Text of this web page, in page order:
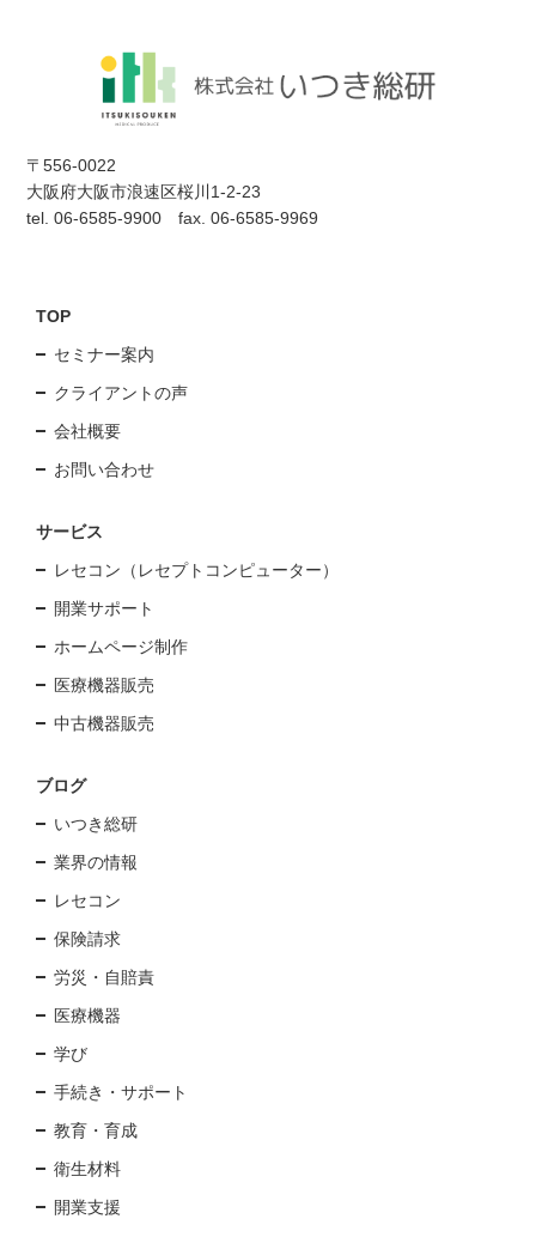
〒556-0022
大阪府大阪市浪速区桜川1-2-23
tel. 06-6585-9900 fax. 06-6585-9969
TOP
セミナー案内
クライアントの声
会社概要
お問い合わせ
サービス
レセコン（レセプトコンピューター）
開業サポート
ホームページ制作
医療機器販売
中古機器販売
ブログ
いつき総研
業界の情報
レセコン
保険請求
労災・自賠責
医療機器
学び
手続き・サポート
教育・育成
衛生材料
開業支援